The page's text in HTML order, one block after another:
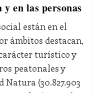
en las personas
están en el
ámbitos destacan,
turístico y
peatonales y
(30.827.903